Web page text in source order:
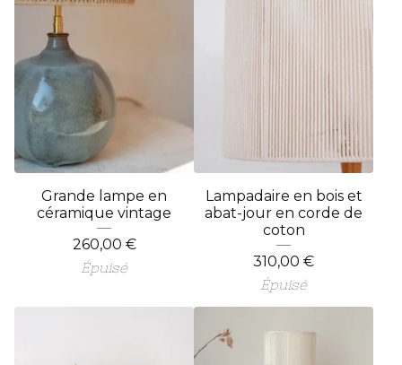
Grande lampe en
céramique vintage
260,00 €
Épuisé
Lampadaire en bois et
abat-jour en corde de
coton
310,00 €
Épuisé